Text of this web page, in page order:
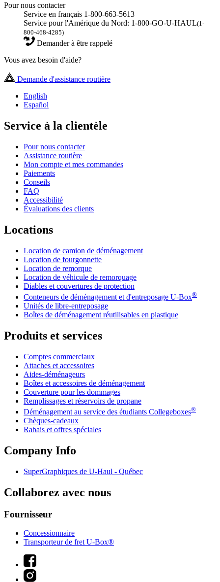
Pour nous contacter
Service en français 1-800-663-5613
Service pour l'Amérique du Nord: 1-800-GO-U-HAUL(1-
800-468-4285)
Demander à être rappelé
Vous avez besoin d'aide?
Demande d'assistance routière
English
Español
Service à la clientèle
Pour nous contacter
Assistance routière
Mon compte et mes commandes
Paiements
Conseils
FAQ
Accessibilité
Évaluations des clients
Locations
Location de camion de déménagement
Location de fourgonnette
Location de remorque
Location de véhicule de remorquage
Diables et couvertures de protection
Conteneurs de déménagement et d'entreposage U-Box®
Unités de libre-entreposage
Boîtes de déménagement réutilisables en plastique
Produits et services
Comptes commerciaux
Attaches et accessoires
Aides-déménageurs
Boîtes et accessoires de déménagement
Couverture pour les dommages
Remplissages et réservoirs de propane
Déménagement au service des étudiants Collegeboxes®
Chèques-cadeaux
Rabais et offres spéciales
Company Info
SuperGraphiques de U-Haul - Québec
Collaborez avec nous
Fournisseur
Concessionnaire
Transporteur de fret U-Box®